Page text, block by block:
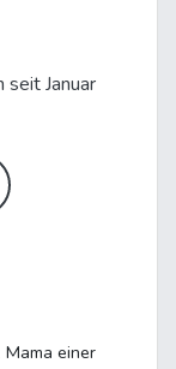
Januar
einer